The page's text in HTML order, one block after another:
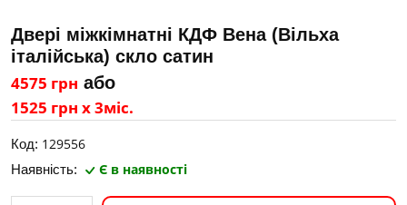
Двері міжкімнатні КДФ Вена (Вільха
італійська) скло сатин
4575 грн або
1525 грн х 3міс.
Код: 129556
Наявність: Є в наявності